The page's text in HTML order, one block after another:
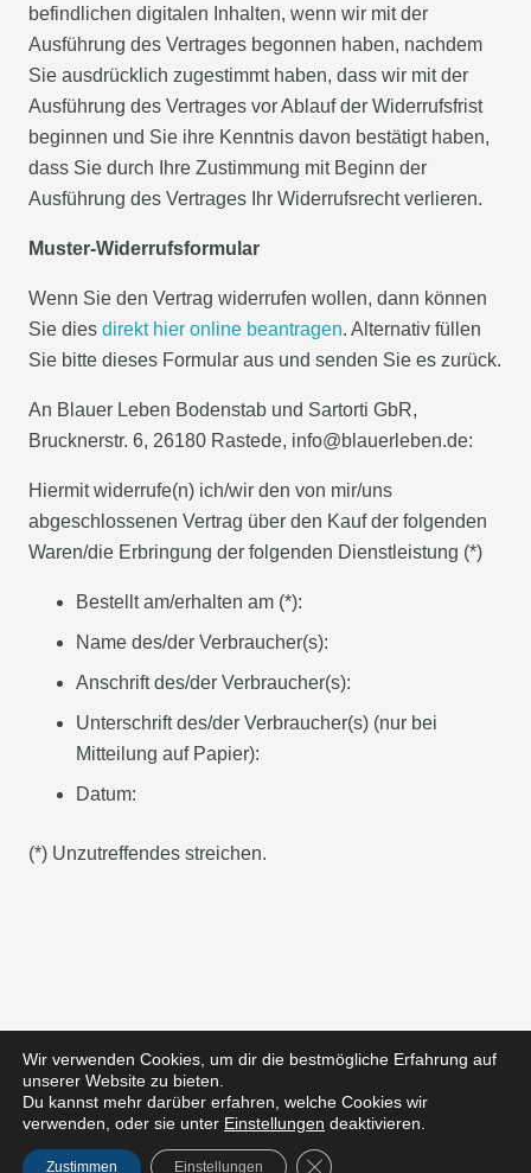
befindlichen digitalen Inhalten, wenn wir mit der
Ausführung des Vertrages begonnen haben, nachdem
Sie ausdrücklich zugestimmt haben, dass wir mit der
Ausführung des Vertrages vor Ablauf der Widerrufsfrist
beginnen und Sie ihre Kenntnis davon bestätigt haben,
dass Sie durch Ihre Zustimmung mit Beginn der
Ausführung des Vertrages Ihr Widerrufsrecht verlieren.
Muster-Widerrufsformular
Wenn Sie den Vertrag widerrufen wollen, dann können
Sie dies direkt hier online beantragen. Alternativ füllen
Sie bitte dieses Formular aus und senden Sie es zurück.
An Blauer Leben Bodenstab und Sartorti GbR,
Brucknerstr. 6, 26180 Rastede, info@blauerleben.de:
Hiermit widerrufe(n) ich/wir den von mir/uns
abgeschlossenen Vertrag über den Kauf der folgenden
Waren/die Erbringung der folgenden Dienstleistung (*)
Bestellt am/erhalten am (*):
Name des/der Verbraucher(s):
Anschrift des/der Verbraucher(s):
Unterschrift des/der Verbraucher(s) (nur bei
Mitteilung auf Papier):
Datum:
(*) Unzutreffendes streichen.
© 2023 blauerleben.de
VERTRAG WIDERRUFEN
Home
Wir verwenden Cookies, um dir die bestmögliche Erfahrung auf
unserer Website zu bieten.
Du kannst mehr darüber erfahren, welche Cookies wir
verwenden, oder sie unter Einstellungen deaktivieren.
Zustimmen Einstellungen GDPR Cookie-Banner